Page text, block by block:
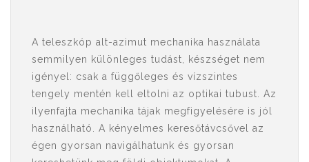
A teleszkóp alt-azimut mechanika használata
semmilyen különleges tudást, készséget nem
igényel: csak a függőleges és vízszintes
tengely mentén kell eltolni az optikai tubust. Az
ilyenfajta mechanika tájak megfigyelésére is jól
használható. A kényelmes keresőtávcsővel az
égen gyorsan navigálhatunk és gyorsan